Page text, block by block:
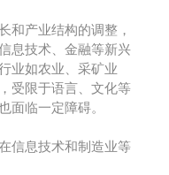
和产业结构的调整，
息技术、金融等新兴
业如农业、采矿业
受限于语言、文化等
面临一定障碍。
信息技术和制造业等